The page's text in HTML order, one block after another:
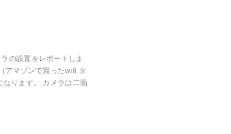
の設置をレポートしま
アマゾンで買ったwifi タ
なります。 カメラは二箇